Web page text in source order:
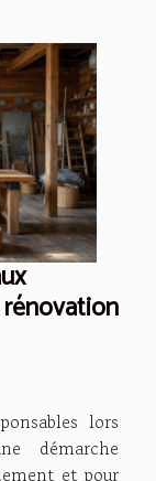
lors
démarche
et pour